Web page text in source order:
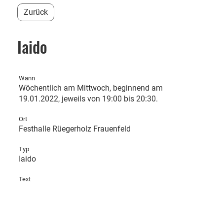
Zurück
Iaido
Wann
Wöchentlich am Mittwoch, beginnend am
19.01.2022, jeweils von 19:00 bis 20:30.
Ort
Festhalle Rüegerholz Frauenfeld
Typ
Iaido
Text